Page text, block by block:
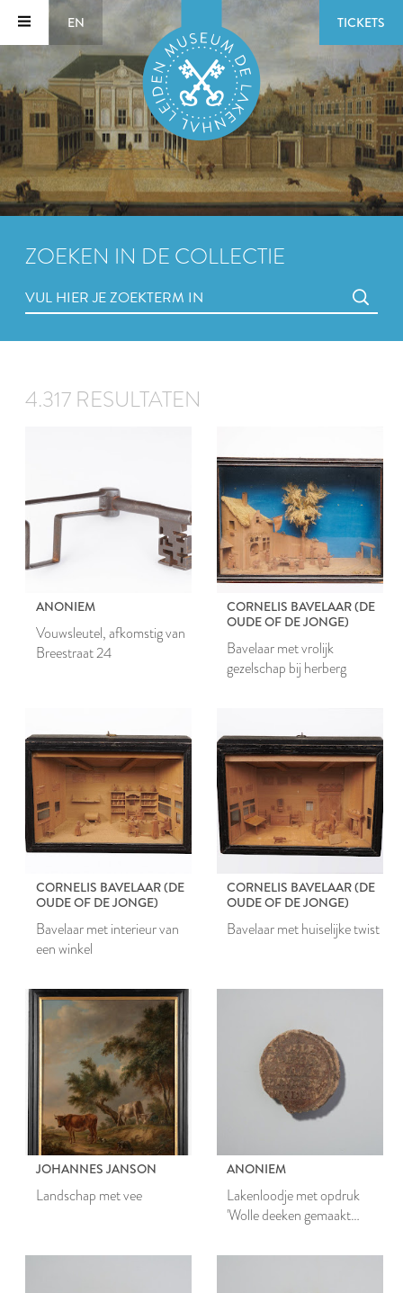
EN TICKETS
ZOEKEN IN DE COLLECTIE
4.317 RESULTATEN
ANONIEM
Vouwsleutel, afkomstig van
Breestraat 24
CORNELIS BAVELAAR (DE
OUDE OF DE JONGE)
Bavelaar met vrolijk
gezelschap bij herberg
CORNELIS BAVELAAR (DE
OUDE OF DE JONGE)
Bavelaar met interieur van
een winkel
CORNELIS BAVELAAR (DE
OUDE OF DE JONGE)
Bavelaar met huiselijke twist
JOHANNES JANSON
Landschap met vee
ANONIEM
Lakenloodje met opdruk
'Wolle deeken gemaakt